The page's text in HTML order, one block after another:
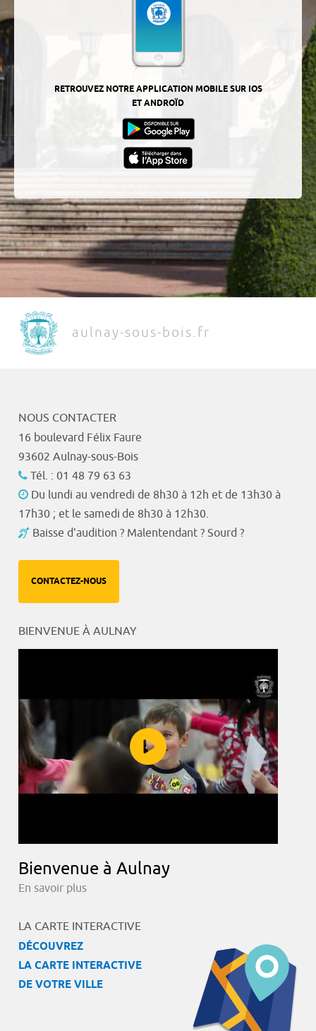
RETROUVEZ NOTRE APPLICATION MOBILE SUR IOS
ET ANDROÏD
aulnay-sous-bois.fr
NOUS CONTACTER
16 boulevard Félix Faure
93602 Aulnay-sous-Bois
Tél. : 01 48 79 63 63
Du lundi au vendredi de 8h30 à 12h et de 13h30 à
17h30 ; et le samedi de 8h30 à 12h30.
Baisse d'audition ? Malentendant ? Sourd ?
CONTACTEZ-NOUS
BIENVENUE À AULNAY
Bienvenue à Aulnay
En savoir plus
LA CARTE INTERACTIVE
DÉCOUVREZ
LA CARTE INTERACTIVE
DE VOTRE VILLE